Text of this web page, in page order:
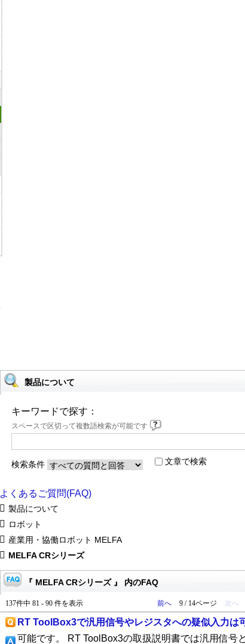
製品について
キーワードで探す：
スペースで区切って複数語検索が可能です
検索条件 文章で検索
よくあるご質問(FAQ)
製品について
ロボット
産業用・協働ロボット MELFA
MELFA CRシリーズ
『 MELFA CRシリーズ 』 内のFAQ
137件中 81 - 90 件を表示 前へ 9 / 14ページ 次へ
RT ToolBox3で汎用信号やレジスタへの疑似入力は
可能です。 RT ToolBox3の取扱説明書では汎用信号